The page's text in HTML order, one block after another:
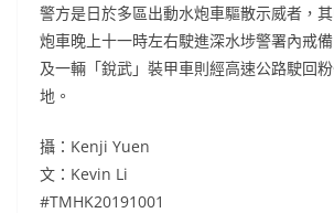
警方是日於多區出動水炮車驅散示威者，
炮車晚上十一時左右駛進深水埗警署內戒
及一輛「銳武」裝甲車則經高速公路駛回
地。
攝：Kenji Yuen
文：Kevin Li
#TMHK20191001